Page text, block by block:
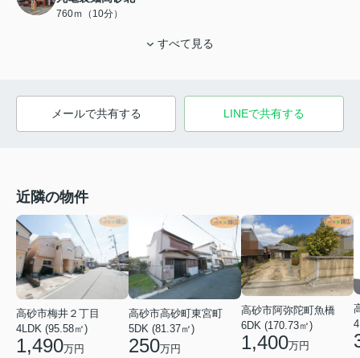
760ｍ（10分）
すべて見る
メールで共有する LINEで共有する
近隣の物件
高砂市梅井２丁目
4LDK (95.58㎡)
1,490万円
高砂市高砂町東宮町
5DK (81.37㎡)
250万円
高砂市阿弥陀町魚橋
6DK (170.73㎡)
1,400万円